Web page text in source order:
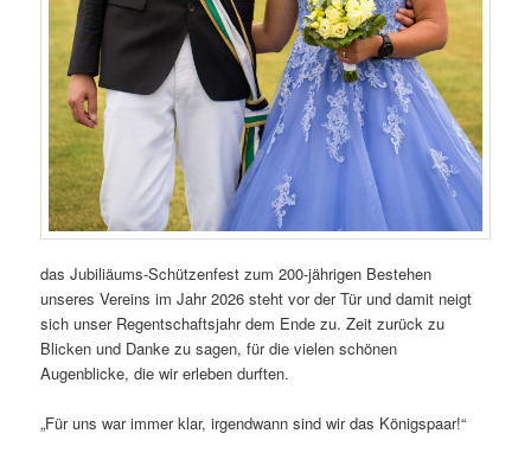
das Jubiliäums-Schützenfest zum 200-jährigen Bestehen
unseres Vereins im Jahr 2026 steht vor der Tür und damit neigt
sich unser Regentschaftsjahr dem Ende zu. Zeit zurück zu
Blicken und Danke zu sagen, für die vielen schönen
Augenblicke, die wir erleben durften.
„Für uns war immer klar, irgendwann sind wir das Königspaar!“